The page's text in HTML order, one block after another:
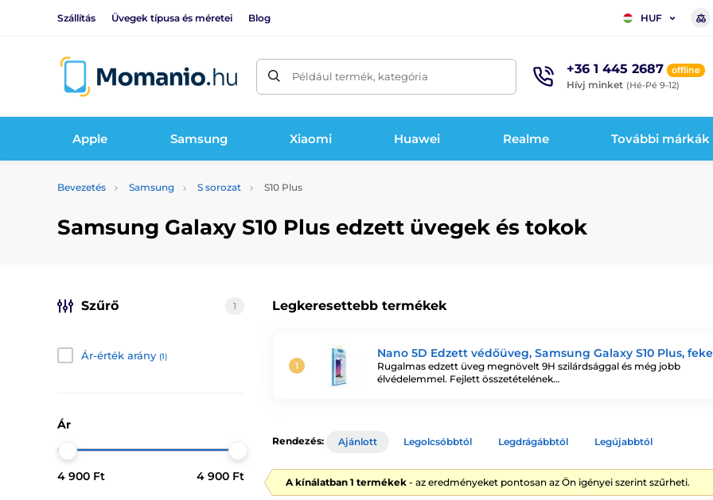
Szállítás Üvegek típusa és méretei Blog HUF
Például termék, kategória +36 1 445 2687 offline
Hívj minket (Hé-Pé 9-12)
Apple Samsung Xiaomi Huawei Realme További márkák
Bevezetés Samsung S sorozat S10 Plus
Samsung Galaxy S10 Plus edzett üvegek és tokok
Legkeresettebb termékek
Nano 5D Edzett védőüveg, Samsung Galaxy S10 Plus,
Rugalmas edzett üveg megnövelt 9H szilárdsággal és még jobb
élvédelemmel. Fejlett összetételének…
Szűrő 1
Ár-érték arány (1)
Ár
4 900 Ft 4 900 Ft
Rendezés: Ajánlott Legolcsóbbtól Legdrágábbtól Legújabbtól
A kínálatban 1 termékek - az eredményeket pontosan az Ön igényei szerint szűrheti.